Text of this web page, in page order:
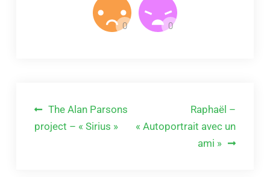
Navigation
de
The Alan Parsons
project – « Sirius »
Raphaël –
« Autoportrait avec un
ami »